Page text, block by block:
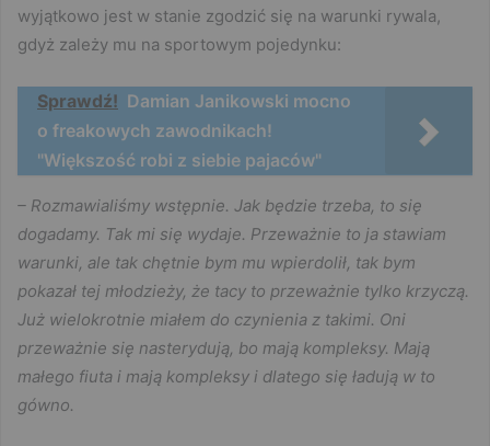
wyjątkowo jest w stanie zgodzić się na warunki rywala,
gdyż zależy mu na sportowym pojedynku:
Sprawdź! Damian Janikowski mocno
o freakowych zawodnikach!
"Większość robi z siebie pajaców"
– Rozmawialiśmy wstępnie. Jak będzie trzeba, to się
dogadamy. Tak mi się wydaje. Przeważnie to ja stawiam
warunki, ale tak chętnie bym mu wpierdolił, tak bym
pokazał tej młodzieży, że tacy to przeważnie tylko krzyczą.
Już wielokrotnie miałem do czynienia z takimi. Oni
przeważnie się nasterydują, bo mają kompleksy. Mają
małego fiuta i mają kompleksy i dlatego się ładują w to
gówno.